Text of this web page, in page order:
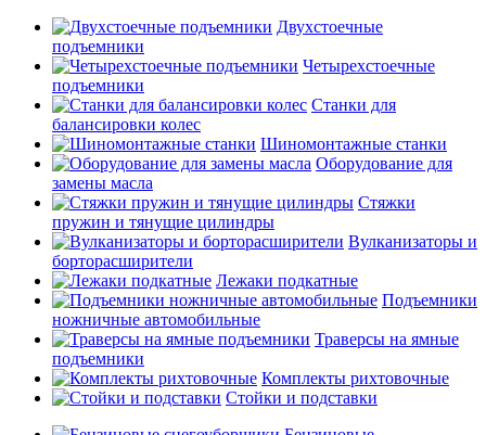
Двухстоечные
подъемники
Четырехстоечные
подъемники
Станки для
балансировки колес
Шиномонтажные станки
Оборудование для
замены масла
Стяжки
пружин и тянущие цилиндры
Вулканизаторы и
борторасширители
Лежаки подкатные
Подъемники
ножничные автомобильные
Траверсы на ямные
подъемники
Комплекты рихтовочные
Стойки и подставки